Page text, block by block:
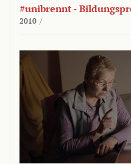
#unibrennt -
2010 /